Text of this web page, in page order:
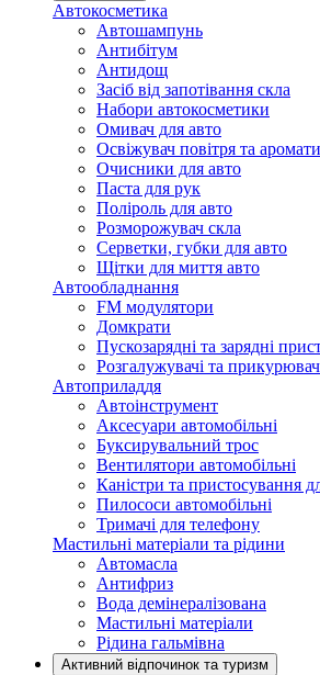
Автокосметика
Автошампунь
Антибітум
Антидощ
Засіб від запотівання скла
Набори автокосметики
Омивач для авто
Освіжувач повітря та
Очисники для авто
Паста для рук
Поліроль для авто
Розморожувач скла
Серветки, губки для авто
Щітки для миття авто
Автообладнання
FM модулятори
Домкрати
Пускозарядні та зарядні
Розгалужувачі та
Автоприладдя
Автоінструмент
Аксесуари автомобільні
Буксирувальний трос
Вентилятори автомобільні
Каністри та пристосування
Пилососи автомобільні
Тримачі для телефону
Мастильні матеріали та рідини
Автомасла
Антифриз
Вода демінералізована
Мастильні матеріали
Рідина гальмівна
Активний відпочинок та туризм